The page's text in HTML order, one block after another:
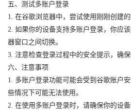
五、测试多账户登录
1. 在谷歌浏览器中，尝试使用刚刚创建的
2. 如果你的设备支持多账户登录，你应
器窗口之间切换。
3. 注意检查登录过程中的安全提示，确
六、注意事项
1. 多账户登录功能可能会受到谷歌账户
些情况下可能无法使用。
2. 在使用多账户登录时，请确保你的设